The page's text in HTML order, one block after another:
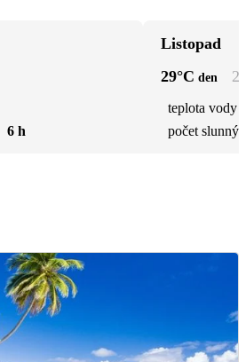
6 h
Listopad
29°C den
teplota vody
počet